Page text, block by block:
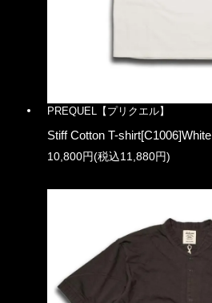
PREQUEL【プリクエル】
Stiff Cotton T-shirt[C1006]White
10,800円(税込11,880円)